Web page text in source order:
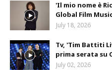
'Il mio nome è
Global Film
July 18, 2026
Tv, 'Tim Battiti
prima serata su
July 02, 2026